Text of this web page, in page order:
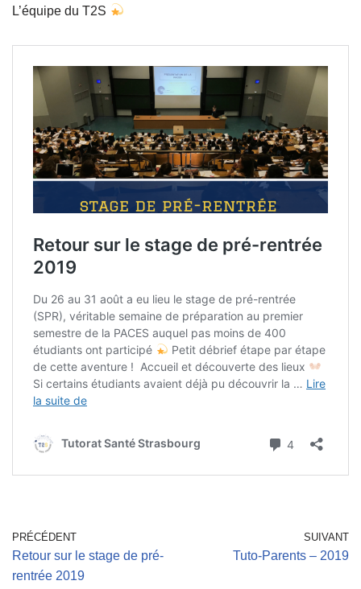
L’équipe du T2S
PRÉCÉDENT
Retour sur le stage de pré-
rentrée 2019
SUIVANT
Tuto-Parents – 2019